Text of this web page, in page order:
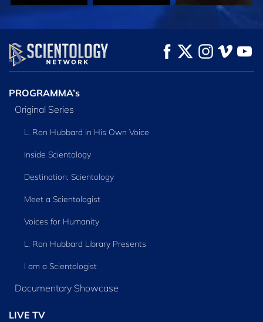
KIJK VERKEN DE SERIE
PROGRAMMA’s
Original Series
L. Ron Hubbard in His Own Voice
Inside Scientology
Destination: Scientology
Meet a Scientologist
Voices for Humanity
L. Ron Hubbard Library Presents
I am a Scientologist
Documentary Showcase
LIVE TV